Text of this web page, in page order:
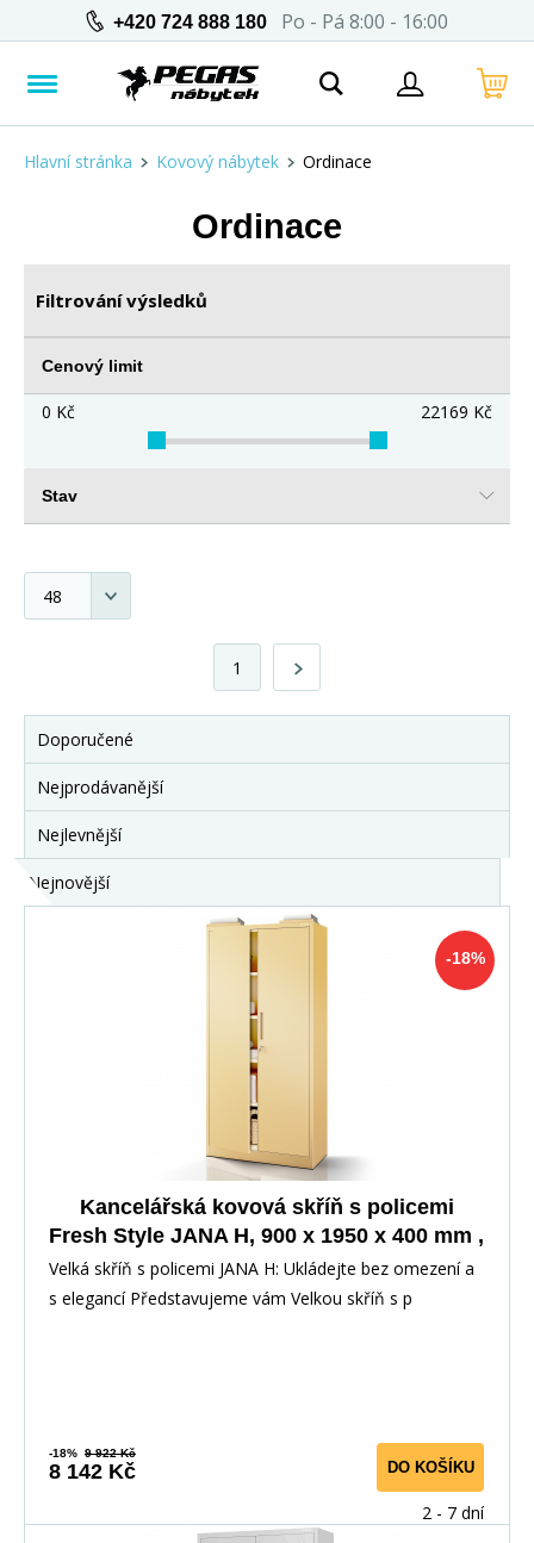
+420 724 888 180 Po - Pá 8:00 - 16:00
Hlavní stránka Kovový nábytek Ordinace
Ordinace
Filtrování výsledků
Cenový limit
0 Kč 22169 Kč
Stav
1
Doporučené
Nejprodávanější
Nejlevnější
Nejnovější
-18%
Kancelářská kovová skříň s policemi
Fresh Style JANA H, 900 x 1950 x 400 mm ,
Béžová
Velká skříň s policemi JANA H: Ukládejte bez omezení a
s elegancí Představujeme vám Velkou skříň s p
-18% 9 922 Kč
8 142 Kč DO KOŠÍKU
2 - 7 dní